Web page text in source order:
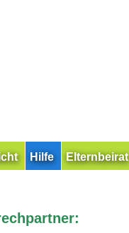
Hilfe Elternbeirat